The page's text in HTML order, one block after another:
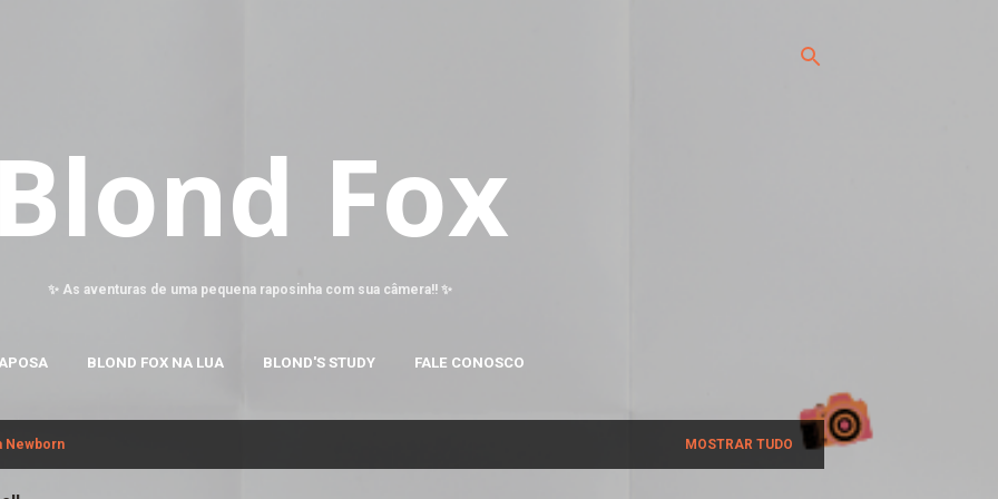
Blond Fox
✨ As aventuras de uma pequena raposinha com sua câmera!! ✨
BLOND FOX NA LUA BLOND'S STUDY FALE CONOSCO
Newborn MOSTRAR TUDO